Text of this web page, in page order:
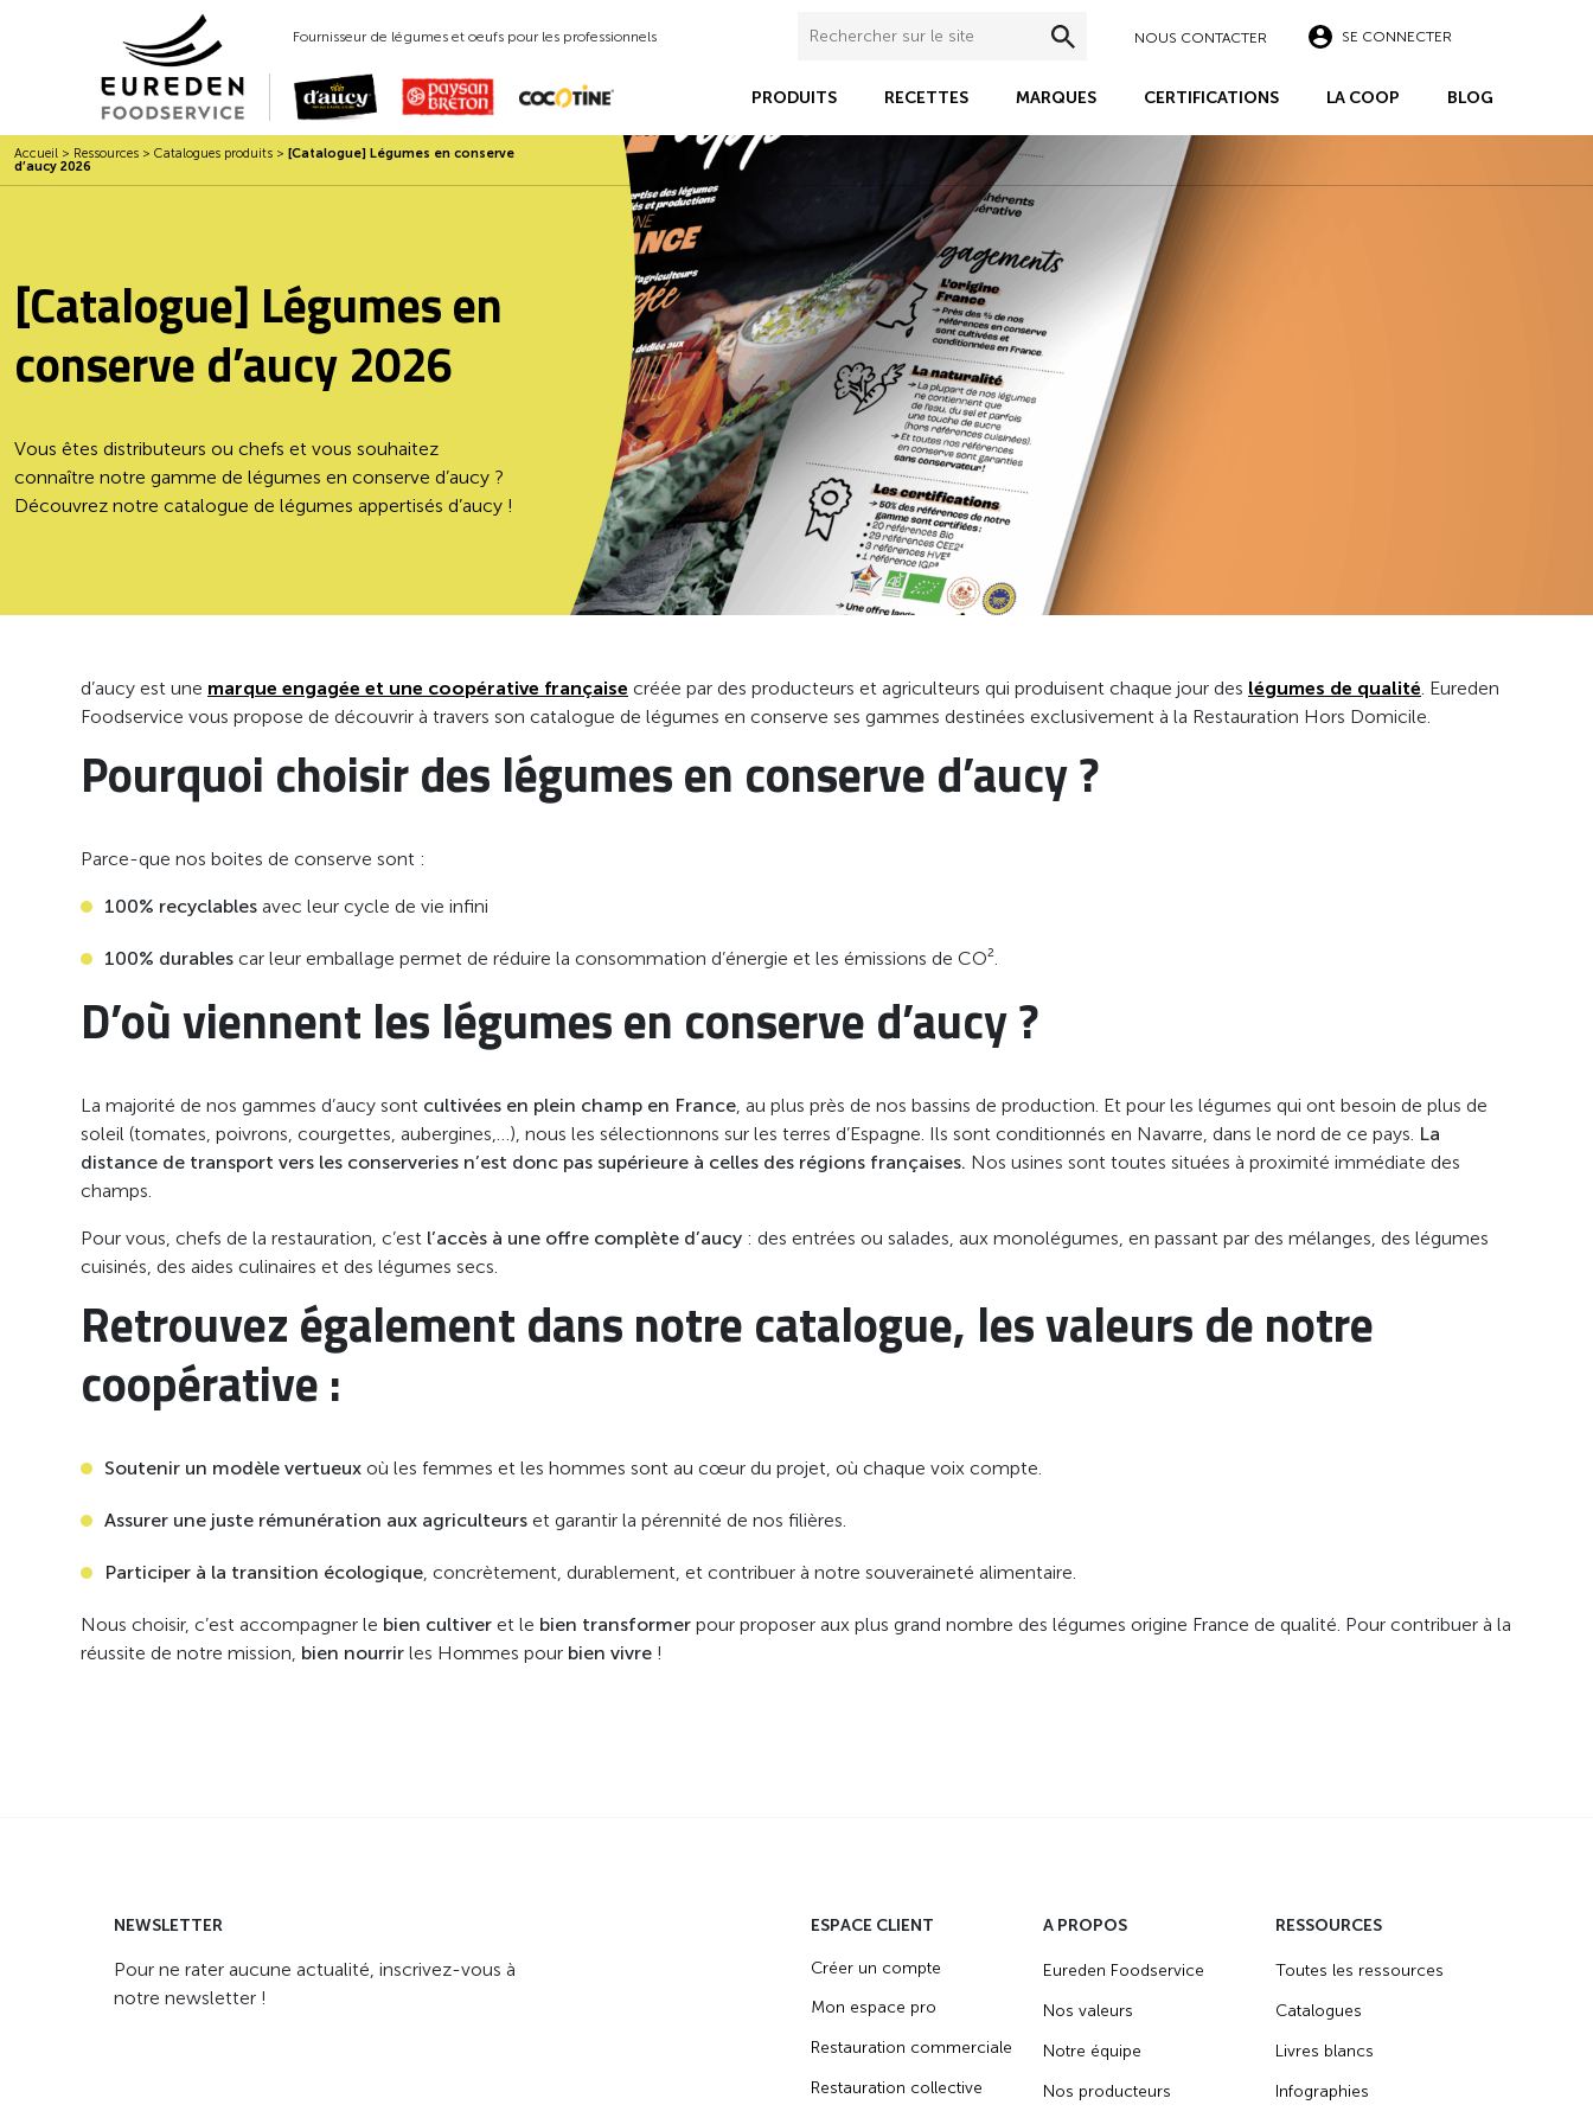
Fournisseur de légumes et oeufs pour les professionnels NOUS CONTACTER SE CONNECTER
PRODUITS RECETTES MARQUES CERTIFICATIONS LA COOP BLOG
Accueil > Ressources > Catalogues produits > [Catalogue] Légumes en conserve
d’aucy 2026
[Catalogue] Légumes en
conserve d’aucy 2026
Vous êtes distributeurs ou chefs et vous souhaitez
connaître notre gamme de légumes en conserve d’aucy ?
Découvrez notre catalogue de légumes appertisés d’aucy !
d’aucy est une marque engagée et une coopérative française créée par des producteurs et agriculteurs qui produisent chaque jour des légumes de qualité . Eureden
Foodservice vous propose de découvrir à travers son catalogue de légumes en conserve ses gammes destinées exclusivement à la Restauration Hors Domicile.
Pourquoi choisir des légumes en conserve d’aucy ?
Parce-que nos boites de conserve sont :
100% recyclables avec leur cycle de vie infini
100% durables car leur emballage permet de réduire la consommation d’énergie et les émissions de CO².
D’où viennent les légumes en conserve d’aucy ?
La majorité de nos gammes d’aucy sont cultivées en plein champ en France , au plus près de nos bassins de production. Et pour les légumes qui ont besoin de plus de
soleil (tomates, poivrons, courgettes, aubergines,…), nous les sélectionnons sur les terres d’Espagne. Ils sont conditionnés en Navarre, dans le nord de ce pays. La
distance de transport vers les conserveries n’est donc pas supérieure à celles des régions françaises. Nos usines sont toutes situées à proximité immédiate des
champs.
Pour vous, chefs de la restauration, c’est l’accès à une offre complète d’aucy : des entrées ou salades, aux monolégumes, en passant par des mélanges, des légumes
cuisinés, des aides culinaires et des légumes secs.
Retrouvez également dans notre catalogue, les valeurs de notre
coopérative :
Soutenir un modèle vertueux où les femmes et les hommes sont au cœur du projet, où chaque voix compte.
Assurer une juste rémunération aux agriculteurs et garantir la pérennité de nos filières.
Participer à la transition écologique , concrètement, durablement, et contribuer à notre souveraineté alimentaire.
Nous choisir, c’est accompagner le bien cultiver et le bien transformer pour proposer aux plus grand nombre des légumes origine France de qualité. Pour contribuer à la
réussite de notre mission, bien nourrir les Hommes pour bien vivre !
NEWSLETTER
Pour ne rater aucune actualité, inscrivez-vous à
notre newsletter !
ESPACE CLIENT
Créer un compte
Mon espace pro
Restauration commerciale
Restauration collective
A PROPOS
Eureden Foodservice
Nos valeurs
Notre équipe
Nos producteurs
RESSOURCES
Toutes les ressources
Catalogues
Livres blancs
Infographies